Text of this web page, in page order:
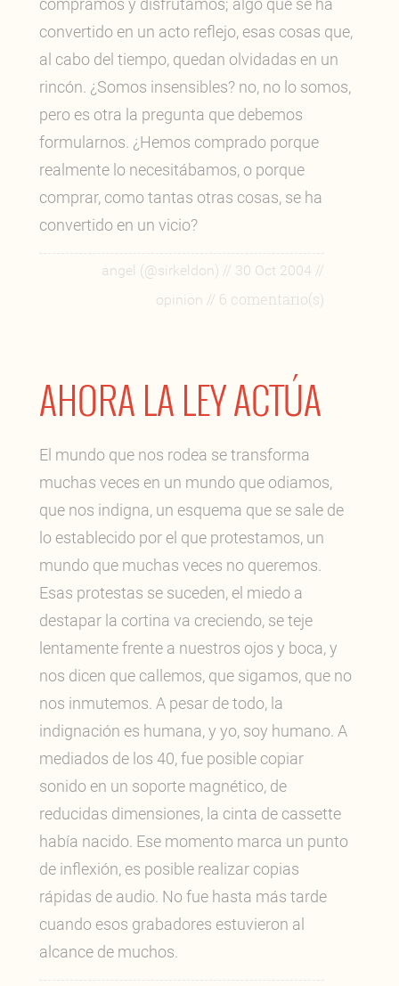
compramos y disfrutamos; algo que se ha
convertido en un acto reflejo, esas cosas que,
al cabo del tiempo, quedan olvidadas en un
rincón. ¿Somos insensibles? no, no lo somos,
pero es otra la pregunta que debemos
formularnos. ¿Hemos comprado porque
realmente lo necesitábamos, o porque
comprar, como tantas otras cosas, se ha
convertido en un vicio?
angel (@sirkeldon) // 30 Oct 2004 //
opinion // 6 comentario(s)
AHORA LA LEY ACTÚA
El mundo que nos rodea se transforma
muchas veces en un mundo que odiamos,
que nos indigna, un esquema que se sale de
lo establecido por el que protestamos, un
mundo que muchas veces no queremos.
Esas protestas se suceden, el miedo a
destapar la cortina va creciendo, se teje
lentamente frente a nuestros ojos y boca, y
nos dicen que callemos, que sigamos, que no
nos inmutemos. A pesar de todo, la
indignación es humana, y yo, soy humano. A
mediados de los 40, fue posible copiar
sonido en un soporte magnético, de
reducidas dimensiones, la cinta de cassette
había nacido. Ese momento marca un punto
de inflexión, es posible realizar copias
rápidas de audio. No fue hasta más tarde
cuando esos grabadores estuvieron al
alcance de muchos.